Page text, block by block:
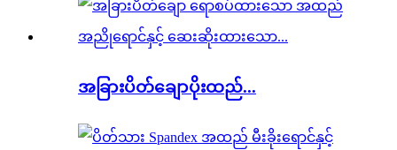
အခြားပိတ်ချောပိုးထည်...